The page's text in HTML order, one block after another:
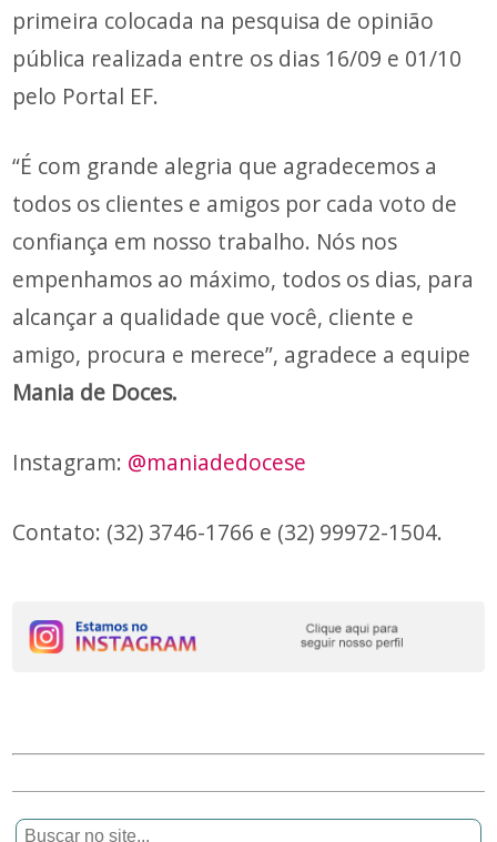
primeira colocada na pesquisa de opinião
pública realizada entre os dias 16/09 e 01/10
pelo Portal EF.
“É com grande alegria que agradecemos a
todos os clientes e amigos por cada voto de
confiança em nosso trabalho. Nós nos
empenhamos ao máximo, todos os dias, para
alcançar a qualidade que você, cliente e
amigo, procura e merece”, agradece a equipe
Mania de Doces.
Instagram: @maniadedocese
Contato: (32) 3746-1766 e (32) 99972-1504.